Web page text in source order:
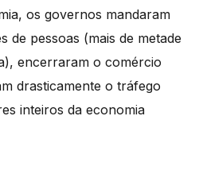
os governos mandaram
de pessoas (mais de metade
encerraram o comércio
drasticamente o tráfego
inteiros da economia